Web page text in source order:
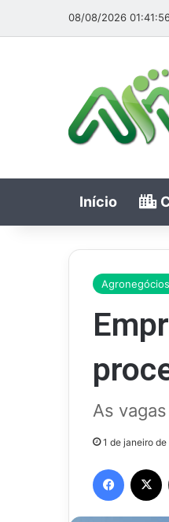
08/08/2026
Início
Agronegócios
As
1 de janeiro
Facebook